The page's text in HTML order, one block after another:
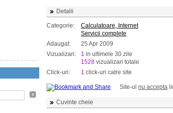
Detalii
Categorie:
Calculatoare, Internet
Servicii complete
Adaugat:
25 Apr 2009
Vizualizari:
1 in ultimele 30 zile
1528 vizualizari totale
Click-uri:
1 click-uri catre site
Site-ul nu accepta
Cuvinte cheie